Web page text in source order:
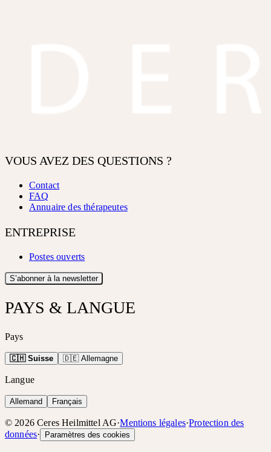
VOUS AVEZ DES QUESTIONS ?
Contact
FAQ
Annuaire des thérapeutes
ENTREPRISE
Postes ouverts
S’abonner à la newsletter
PAYS & LANGUE
Pays
🇨🇭 Suisse 🇩🇪 Allemagne
Langue
Allemand Français
© 2026 Ceres Heilmittel AG·Mentions légales·Protection des
données· Paramètres des cookies